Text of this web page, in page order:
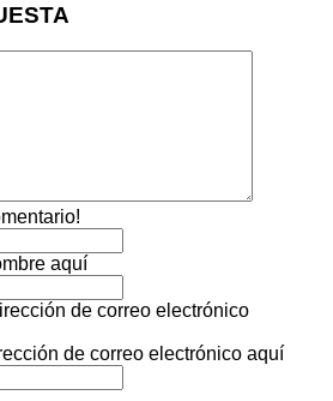
aquí
de correo electrónico
de correo electrónico aquí